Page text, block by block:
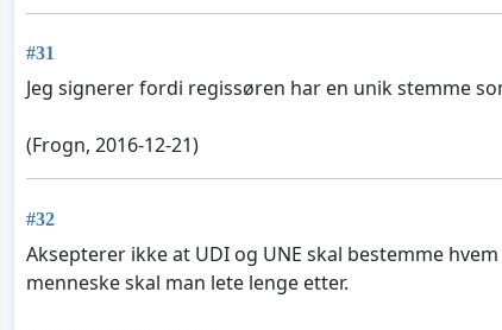
#31
Jeg signerer fordi regissøren har en unik stemme
(Frogn, 2016-12-21)
#32
Aksepterer ikke at UDI og UNE skal bestemme
menneske skal man lete lenge etter.